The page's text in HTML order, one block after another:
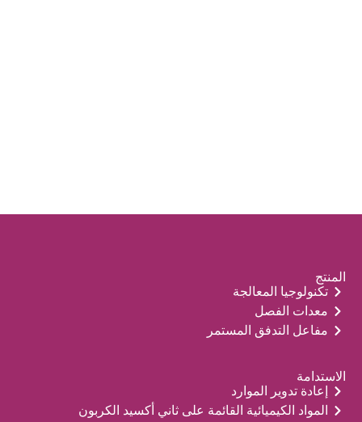
المنتج
تكنولوجيا المعالجة
معدات الفصل
مفاعل التدفق المستمر
الاستدامة
إعادة تدوير الموارد
المواد الكيميائية القائمة على ثاني أكسيد الكربون